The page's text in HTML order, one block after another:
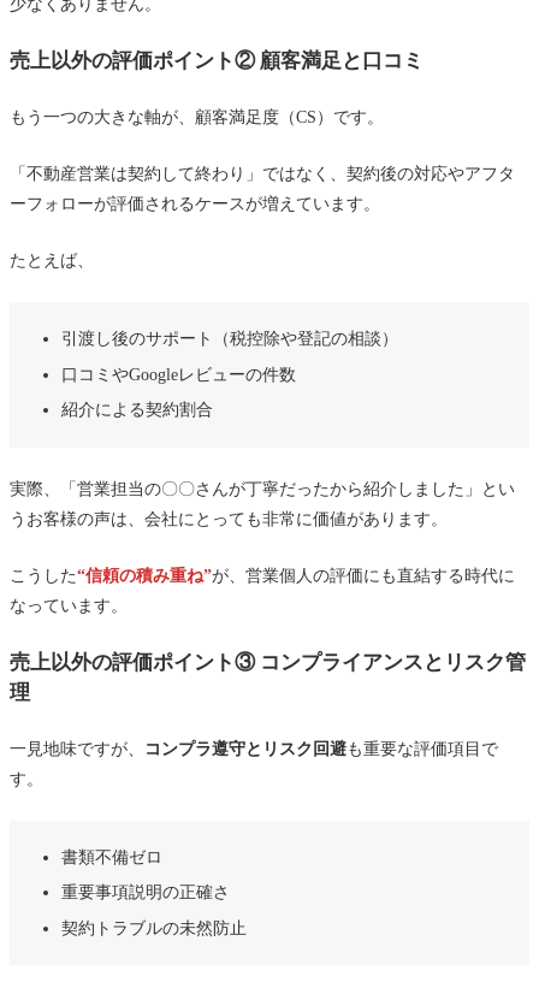
売上以外の評価ポイント② 顧客満足と口コミ
もう一つの大きな軸が、顧客満足度（CS）です。
「不動産営業は契約して終わり」ではなく、契約後の対応やアフタ
ーフォローが評価されるケースが増えています。
たとえば、
引渡し後のサポート（税控除や登記の相談）
口コミやGoogleレビューの件数
紹介による契約割合
実際、「営業担当の〇〇さんが丁寧だったから紹介しました」とい
うお客様の声は、会社にとっても非常に価値があります。
こうした“信頼の積み重ね”が、営業個人の評価にも直結する時代に
なっています。
売上以外の評価ポイント③ コンプライアンスとリスク管
理
一見地味ですが、 コンプラ遵守とリスク回避も重要な評価項目で
す。
書類不備ゼロ
重要事項説明の正確さ
契約トラブルの未然防止